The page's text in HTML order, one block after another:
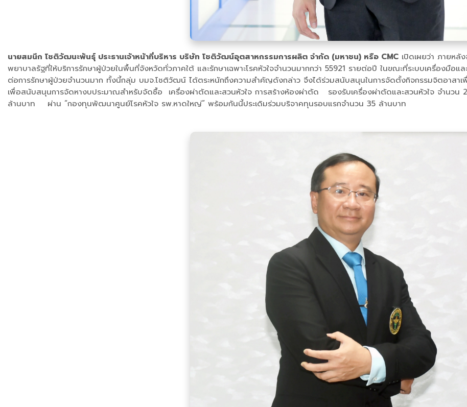
นายสมนึก โชติวัฒนะพันธุ์ ประธานเจ้าหน้าที่บริหาร บริษัท โชติวัฒน์อุตสาหกรรมการผลิต จำกัด (มหาชน) หรือ CMC เปิดเผยว่า ภายหลั
พยาบาลรัฐที่ให้บริการรักษาผู้ป่วยในพื้นที่จังหวัดทั่วภาคใต้ และรักษาเฉพาะโรคหัวใจจำนวนมากกว่า 55921 รายต่อปี ในขณะที่ระบบเครื่องมื
ต่อการรักษาผู้ป่วยจำนวนมาก ทั้งนี้กลุ่ม บมจ.โชติวัฒน์ ได้ตระหนักถึงความสำคัญดังกล่าว จึงได้ร่วมสนับสนุนในการจัดตั้งกิจกรรมจิตอาสา
เพื่อสนับสนุนการจัดหางบประมาณสำหรับจัดซื้อ เครื่องผ่าตัดและสวนหัวใจ การสร้างห้องผ่าตัด รองรับเครื่องผ่าตัดและสวนหัวใจ จำ
ล้านบาท ผ่าน “กองทุนพัฒนาศูนย์โรคหัวใจ รพ.หาดใหญ่” พร้อมกันนี้ประเดิมร่วมบริจาคทุนรอบแรกจำนวน 35 ล้านบาท